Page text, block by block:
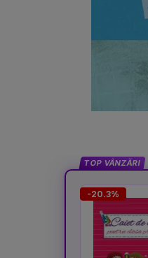
TOP VÂNZĂRI
-20.3%